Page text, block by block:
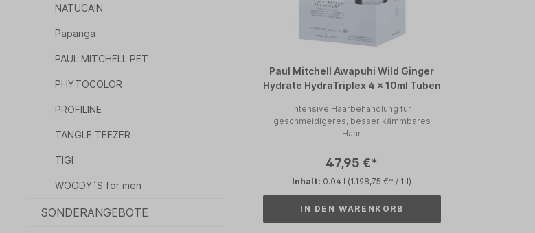
NATUCAIN
Papanga
PAUL MITCHELL PET
PHYTOCOLOR
PROFILINE
TANGLE TEEZER
TIGI
WOODY´S for men
SONDERANGEBOTE
Paul Mitchell Awapuhi Wild Ginger
Hydrate HydraTriplex 4 x 10ml Tuben
Intensive Haarbehandlung für
geschmeidigeres, besser kämmbares
Haar
47,95 €*
Inhalt: 0.04 l (1.198,75 €* / 1 l)
IN DEN WARENKORB